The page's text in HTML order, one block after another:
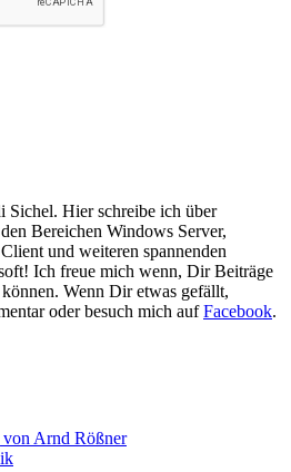
Hier schreibe ich über
Bereichen Windows Server,
und weiteren spannenden
Ich freue mich wenn, Dir Beiträge
Wenn Dir etwas gefällt,
oder besuch mich aufFacebook.
Arnd Rößner